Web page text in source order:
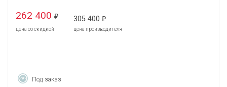
262 400 ₽
цена со скидкой
305 400 ₽
цена производителя
Под заказ